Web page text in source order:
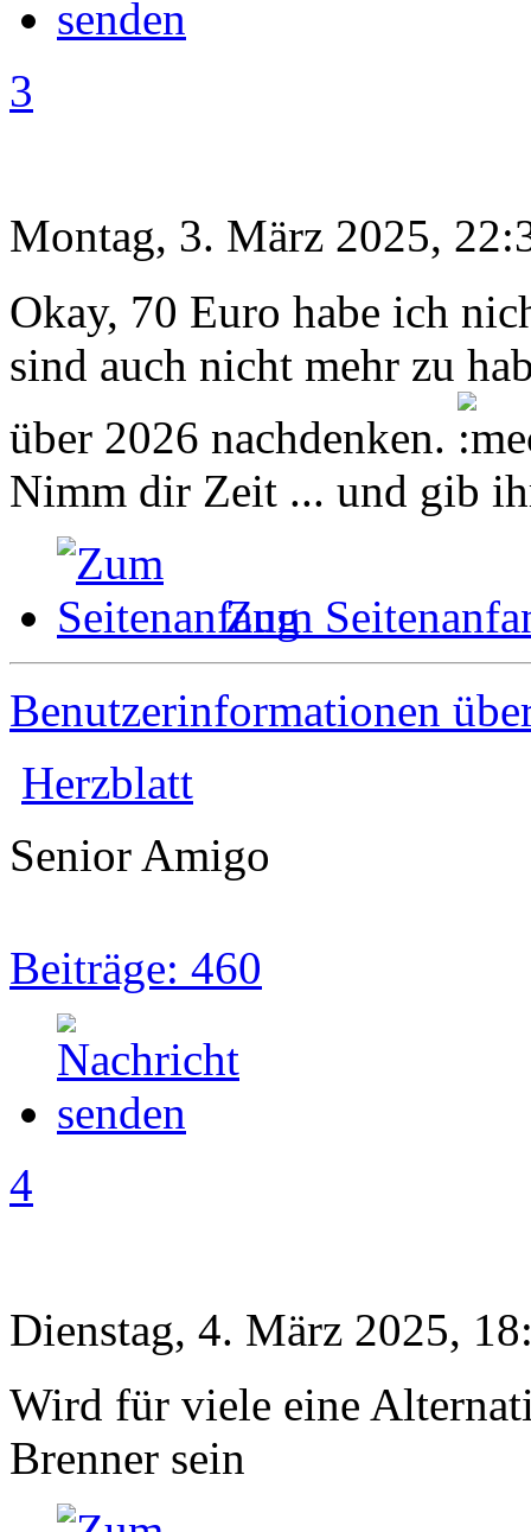
3
Montag, 3. März 2025,
Okay, 70 Euro habe ich
sind auch nicht mehr zu
über 2026 nachdenken.
Nimm dir Zeit ... und gib
Zum
Benutzerinformationen
Herzblatt
Senior Amigo
Beiträge: 460
4
Dienstag, 4. März 2025,
Wird für viele eine
Brenner sein